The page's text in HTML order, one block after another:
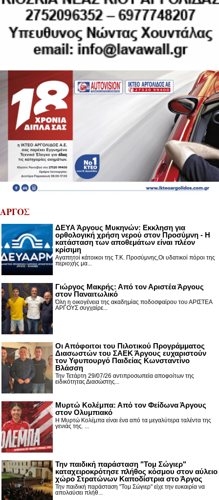
ΑΡΓΟΣ
ΔΕΥΑ Άργους Μυκηνών: Εκκληση για
ορθολογική χρήση νερού στον Προσύμνη - Η
κατάσταση των αποθεμάτων είναι πλέον
κρίσιμη
Αγαπητοί κάτοικοι της Τ.Κ. Προσύμνης,Οι υδατικοί πόροι της
περιοχής μα...
Γιώργος Μακρής: Από τον Αριστέα Άργους
στον Παναιτωλικό
Όλη η οικογένεια της ακαδημίας ποδοσφαίρου του ΑΡΙΣΤΕΑ
ΑΡΓΟΥΣ συγχαίρε...
Οι Απόφοιτοι του Πιλοτικού Προγράμματος
Διασωστών του ΣΑΕΚ Άργους ευχαριστούν
τον Υφυπουργό Παιδείας Κωνσταντίνο
Βλάσση
Την Τετάρτη 29/07/26 αντιπροσωπεία αποφοίτων της
ειδικότητας Διασώστης...
Μυρτώ Κολέμπα: Από τον Φείδωνα Άργους
στον Ολυμπιακό
Η Μυρτώ Κολέμπα είναι ένα από τα μεγαλύτερα ταλέντα της
γενιάς της. ...
Την παιδική παράσταση "Τομ Σώγιερ"
καταχειροκρότησε πλήθος κόσμου στον αύλειο
χώρο Στρατώνων Καποδίστρια στο Άργος
Την παιδική παράσταση "Τομ Σώγιερ" είχε την ευκαιρία να
απολαύσει πλήθ...